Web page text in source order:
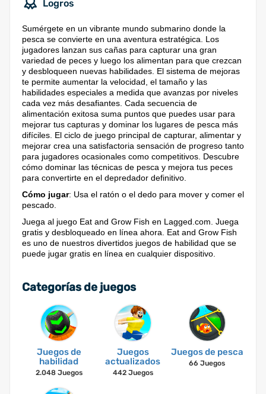
Logros
Sumérgete en un vibrante mundo submarino donde la
pesca se convierte en una aventura estratégica. Los
jugadores lanzan sus cañas para capturar una gran
variedad de peces y luego los alimentan para que crezcan
y desbloqueen nuevas habilidades. El sistema de mejoras
te permite aumentar la velocidad, el tamaño y las
habilidades especiales a medida que avanzas por niveles
cada vez más desafiantes. Cada secuencia de
alimentación exitosa suma puntos que puedes usar para
mejorar tus capturas y dominar los lugares de pesca más
difíciles. El ciclo de juego principal de capturar, alimentar y
mejorar crea una satisfactoria sensación de progreso tanto
para jugadores ocasionales como competitivos. Descubre
cómo dominar las técnicas de pesca y mejora tus peces
para convertirte en el depredador definitivo.
Cómo jugar: Usa el ratón o el dedo para mover y comer el
pescado.
Juega al juego Eat and Grow Fish en Lagged.com. Juega
gratis y desbloqueado en línea ahora. Eat and Grow Fish
es uno de nuestros divertidos juegos de habilidad que se
puede jugar gratis en línea en cualquier dispositivo.
Categorías de juegos
Juegos de
habilidad
2.048 Juegos
Juegos
actualizados
442 Juegos
Juegos de pesca
66 Juegos